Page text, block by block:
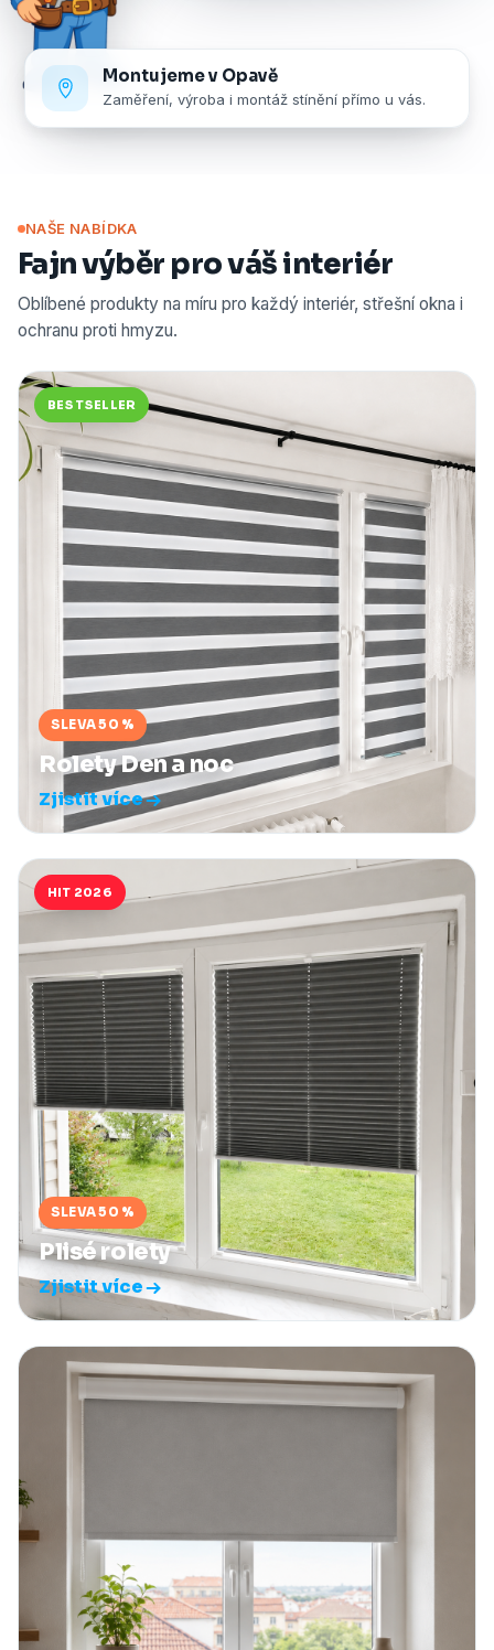
Montujeme v Opavě
Zaměření, výroba i montáž stínění přímo u vás.
NAŠE NABÍDKA
Fajn výběr pro váš interiér
Oblíbené produkty na míru pro každý interiér, střešní okna i
ochranu proti hmyzu.
BESTSELLER
SLEVA 50 %
Rolety Den a noc
Zjistit více
HIT 2026
SLEVA 50 %
Plisé rolety
Zjistit více